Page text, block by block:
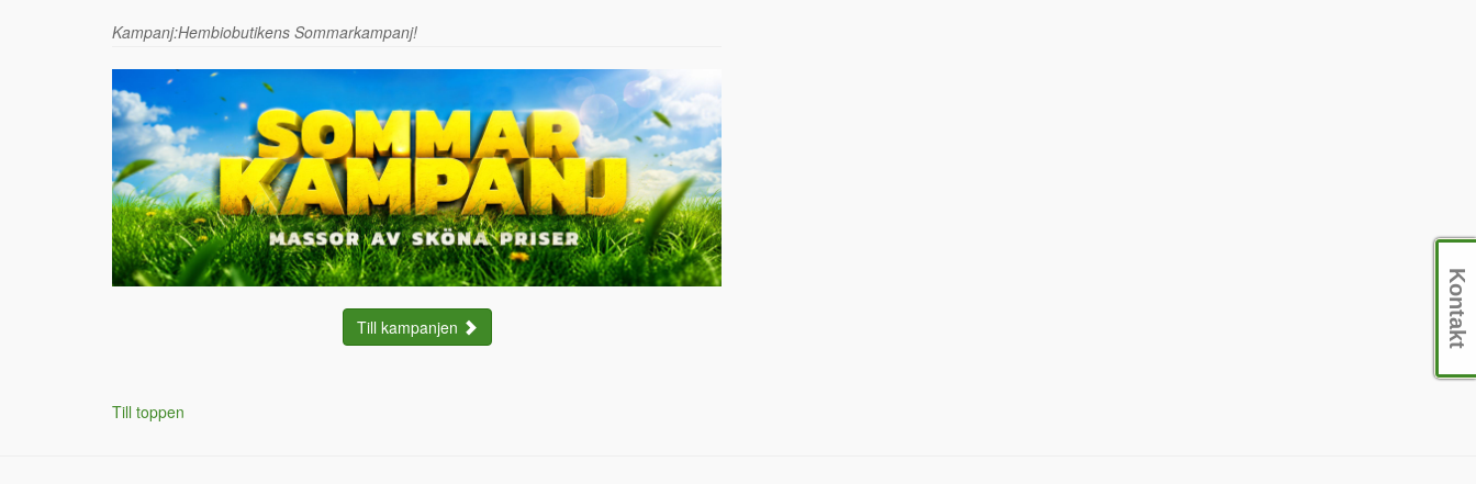
Kampanj:Hembiobutikens Sommarkampanj!
Till kampanjen
Till toppen
Kontakt